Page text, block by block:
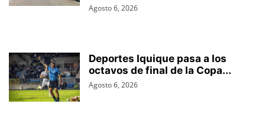
Agosto 6, 2026
Deportes Iquique pasa a los
octavos de final de la Copa...
Agosto 6, 2026